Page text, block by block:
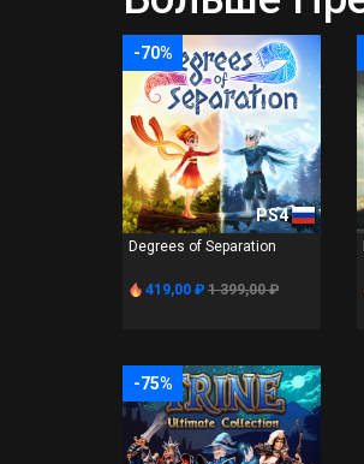
-70%
PS4
Degrees of Separation
419,00 ₽ 1 399,00 ₽
-75%